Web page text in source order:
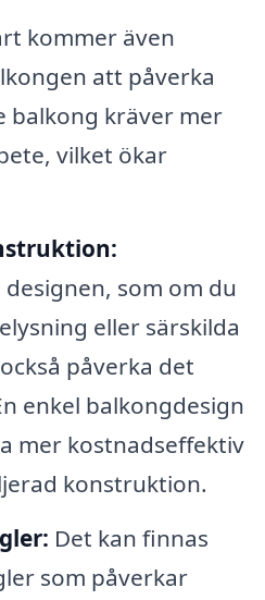
kommer även
att påverka
balkong kräver mer
vilket ökar
som om du
eller särskilda
påverka det
enkel balkongdesign
mer kostnadseffektiv
konstruktion.
Det kan finnas
som påverkar